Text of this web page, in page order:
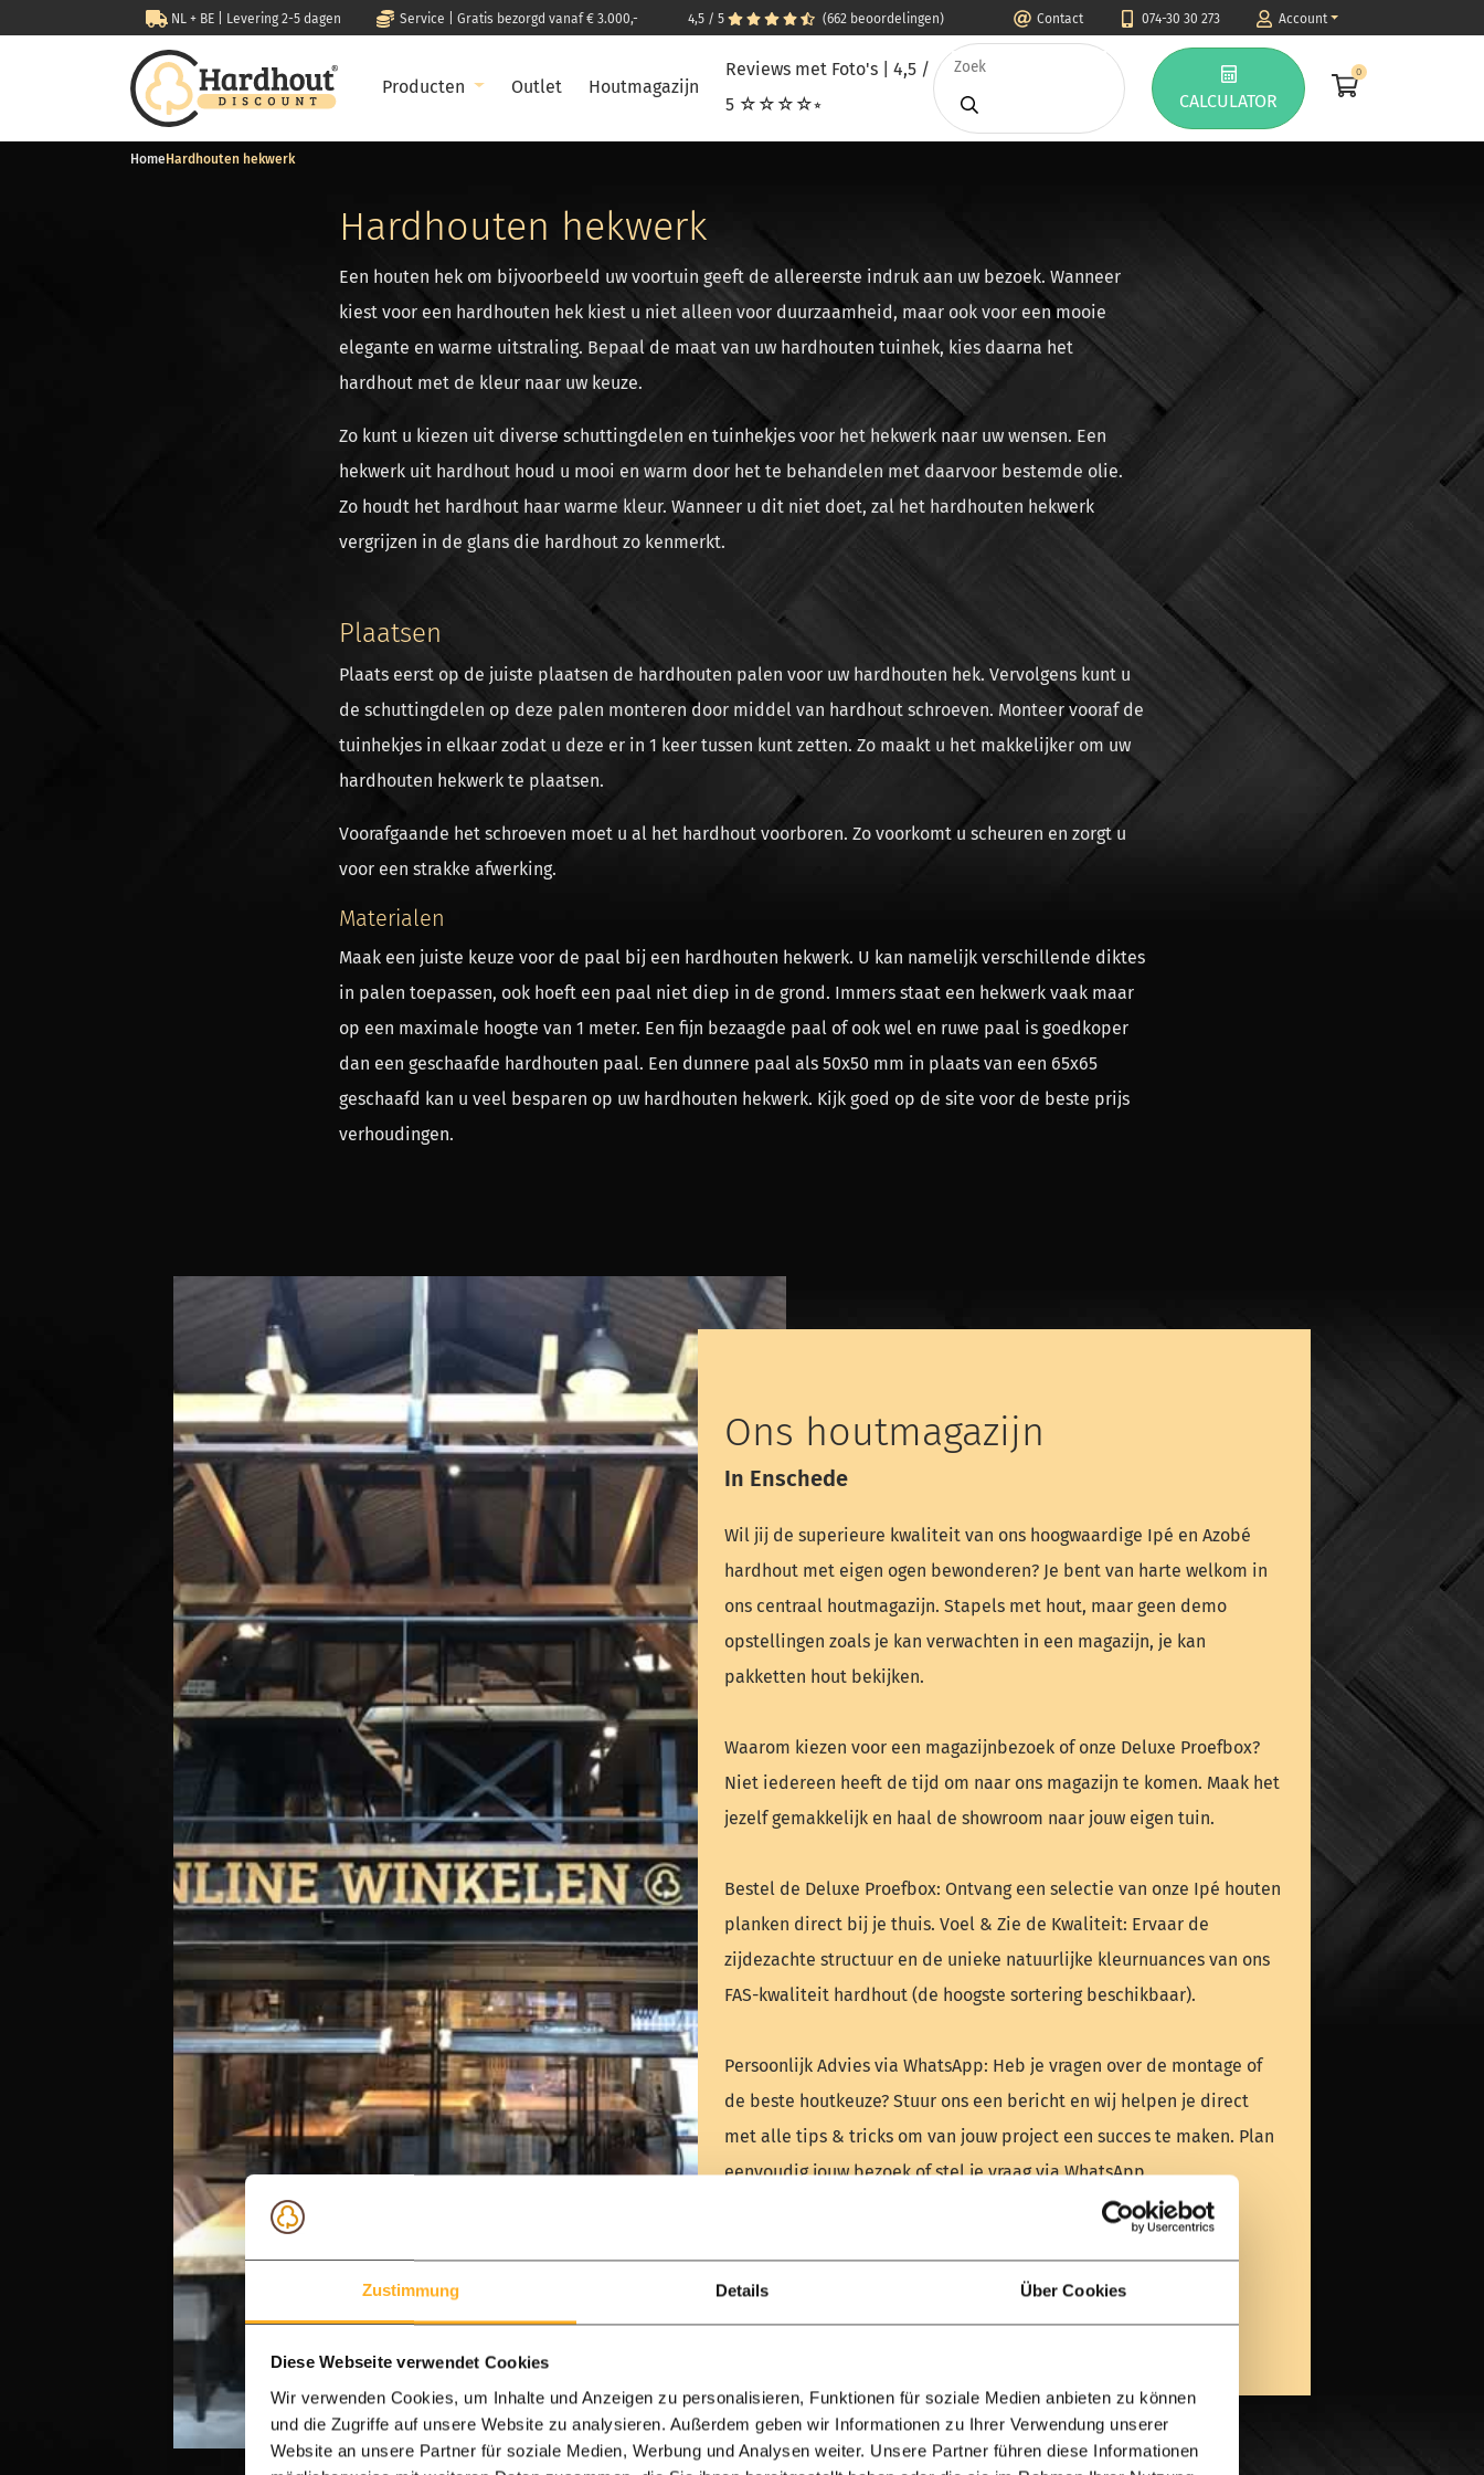
Zustimmung Details Über Cookies
Diese Webseite verwendet Cookies
Wir verwenden Cookies, um Inhalte und Anzeigen zu personalisieren, Funktionen für soziale Medien anbieten zu können
und die Zugriffe auf unsere Website zu analysieren. Außerdem geben wir Informationen zu Ihrer Verwendung unserer
Website an unsere Partner für soziale Medien, Werbung und Analysen weiter. Unsere Partner führen diese Informationen
NL + BE | Levering 2-5 dagen Service | Gratis bezorgd vanaf € 3.000,- 4,5 / 5 (662 beoordelingen) Contact 074-30 30 273 Account
Producten Outlet Houtmagazijn
Reviews met Foto's | 4,5 /
5 ☆☆☆☆⭒
CALCULATOR
0
Home Hardhouten hekwerk
Hardhouten hekwerk
Een houten hek om bijvoorbeeld uw voortuin geeft de allereerste indruk aan uw bezoek. Wanneer
kiest voor een hardhouten hek kiest u niet alleen voor duurzaamheid, maar ook voor een mooie
elegante en warme uitstraling. Bepaal de maat van uw hardhouten tuinhek, kies daarna het
hardhout met de kleur naar uw keuze.
Zo kunt u kiezen uit diverse schuttingdelen en tuinhekjes voor het hekwerk naar uw wensen. Een
hekwerk uit hardhout houd u mooi en warm door het te behandelen met daarvoor bestemde olie.
Zo houdt het hardhout haar warme kleur. Wanneer u dit niet doet, zal het hardhouten hekwerk
vergrijzen in de glans die hardhout zo kenmerkt.
Plaatsen
Plaats eerst op de juiste plaatsen de hardhouten palen voor uw hardhouten hek. Vervolgens kunt u
de schuttingdelen op deze palen monteren door middel van hardhout schroeven. Monteer vooraf de
tuinhekjes in elkaar zodat u deze er in 1 keer tussen kunt zetten. Zo maakt u het makkelijker om uw
hardhouten hekwerk te plaatsen.
Voorafgaande het schroeven moet u al het hardhout voorboren. Zo voorkomt u scheuren en zorgt u
voor een strakke afwerking.
Materialen
Maak een juiste keuze voor de paal bij een hardhouten hekwerk. U kan namelijk verschillende diktes
in palen toepassen, ook hoeft een paal niet diep in de grond. Immers staat een hekwerk vaak maar
op een maximale hoogte van 1 meter. Een fijn bezaagde paal of ook wel en ruwe paal is goedkoper
dan een geschaafde hardhouten paal. Een dunnere paal als 50x50 mm in plaats van een 65x65
geschaafd kan u veel besparen op uw hardhouten hekwerk. Kijk goed op de site voor de beste prijs
verhoudingen.
Ons houtmagazijn
In Enschede
Wil jij de superieure kwaliteit van ons hoogwaardige Ipé en Azobé
hardhout met eigen ogen bewonderen? Je bent van harte welkom in
ons centraal houtmagazijn. Stapels met hout, maar geen demo
opstellingen zoals je kan verwachten in een magazijn, je kan
pakketten hout bekijken.
Waarom kiezen voor een magazijnbezoek of onze Deluxe Proefbox?
Niet iedereen heeft de tijd om naar ons magazijn te komen. Maak het
jezelf gemakkelijk en haal de showroom naar jouw eigen tuin.
Bestel de Deluxe Proefbox: Ontvang een selectie van onze Ipé houten
planken direct bij je thuis. Voel & Zie de Kwaliteit: Ervaar de
zijdezachte structuur en de unieke natuurlijke kleurnuances van ons
FAS-kwaliteit hardhout (de hoogste sortering beschikbaar).
Persoonlijk Advies via WhatsApp: Heb je vragen over de montage of
de beste houtkeuze? Stuur ons een bericht en wij helpen je direct
met alle tips & tricks om van jouw project een succes te maken. Plan
eenvoudig jouw bezoek of stel je vraag via WhatsApp.
WhatsApp Contactformulier invullen